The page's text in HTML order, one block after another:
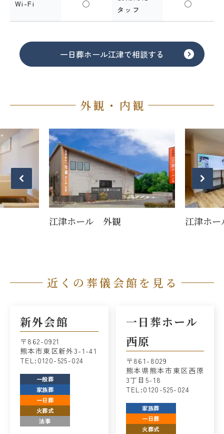
Wi-Fi ◯
タッフ
◯
一日葬ホール江津で相談する
外観・内観
江津ホール 外観 江津ホ
近くの葬儀会館を見る
新外会館
〒862-0921
熊本市東区新外3-1-41
TEL:0120-525-024
一般葬
家族葬
一日葬
火葬式
法事
一日葬ホール
西原
〒861-8029
熊本県熊本市東区西原
3丁目5-18
TEL:0120-525-024
家族葬
一日葬
火葬式